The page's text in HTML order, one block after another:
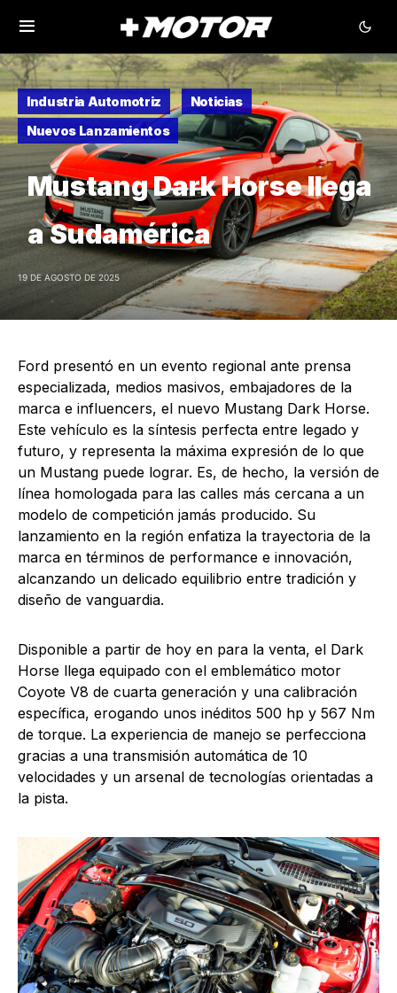
Industria Automotriz
Noticias
Nuevos Lanzamientos
Mustang Dark Horse llega
a Sudamérica
19 DE AGOSTO DE 2025
Ford presentó en un evento regional ante prensa
especializada, medios masivos, embajadores de la
marca e influencers, el nuevo Mustang Dark Horse.
Este vehículo es la síntesis perfecta entre legado y
futuro, y representa la máxima expresión de lo que
un Mustang puede lograr. Es, de hecho, la versión de
línea homologada para las calles más cercana a un
modelo de competición jamás producido. Su
lanzamiento en la región enfatiza la trayectoria de la
marca en términos de performance e innovación,
alcanzando un delicado equilibrio entre tradición y
diseño de vanguardia.
Disponible a partir de hoy en para la venta, el Dark
Horse llega equipado con el emblemático motor
Coyote V8 de cuarta generación y una calibración
específica, erogando unos inéditos 500 hp y 567 Nm
de torque. La experiencia de manejo se perfecciona
gracias a una transmisión automática de 10
velocidades y un arsenal de tecnologías orientadas a
la pista.